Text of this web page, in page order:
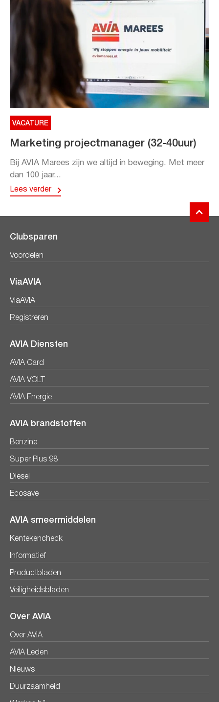
VACATURE
Marketing projectmanager (32-40uur)
Bij AVIA Marees zijn we altijd in beweging. Met meer
dan 100 jaar...
Lees verder
Clubsparen
Voordelen
ViaAVIA
ViaAVIA
Registreren
AVIA Diensten
AVIA Card
AVIA VOLT
AVIA Energie
AVIA brandstoffen
Benzine
Super Plus 98
Diesel
Ecosave
AVIA smeermiddelen
Kentekencheck
Informatief
Productbladen
Veiligheidsbladen
Over AVIA
Over AVIA
AVIA Leden
Nieuws
Duurzaamheid